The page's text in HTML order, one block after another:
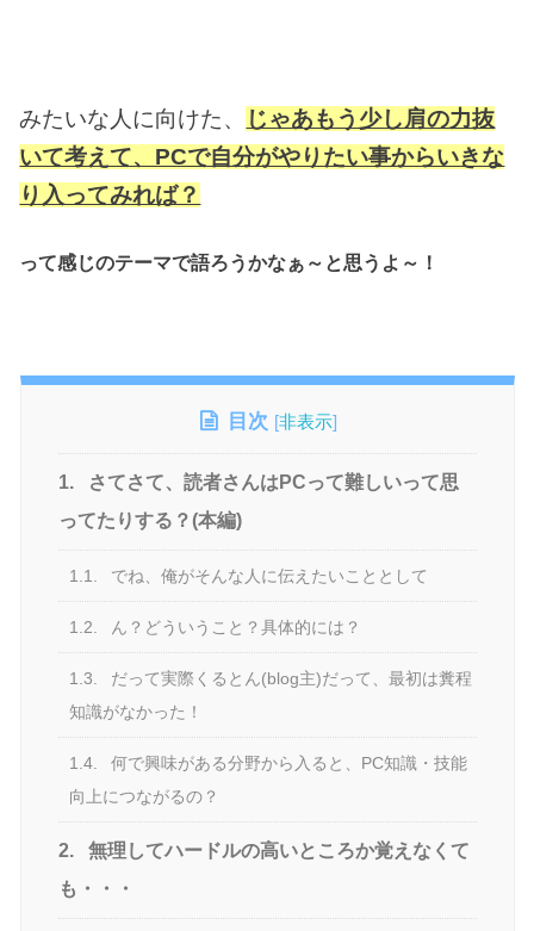
みたいな人に向けた、
じゃあもう少し肩の力抜
いて考えて、PCで自分がやりたい事からいきな
り入ってみれば？
って感じのテーマで語ろうかなぁ～と思うよ～！
目次 [非表示]
1.
さてさて、読者さんはPCって難しいって思
ってたりする？(本編)
1.1. でね、俺がそんな人に伝えたいこととして
1.2. ん？どういうこと？具体的には？
1.3.
だって実際くるとん(blog主)だって、最初は糞程
知識がなかった！
1.4.
何で興味がある分野から入ると、PC知識・技能
向上につながるの？
2.
無理してハードルの高いところか覚えなくて
も・・・